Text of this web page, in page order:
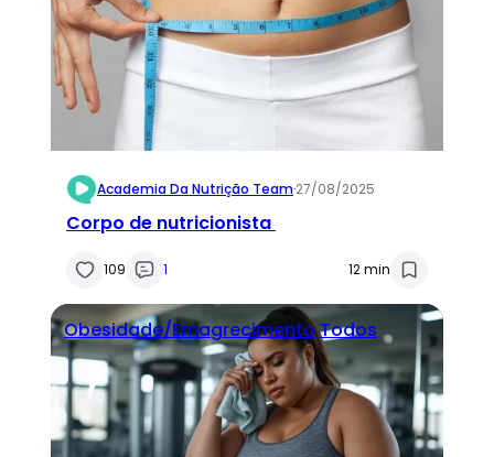
Academia Da Nutrição Team·27/08/2025
Corpo de nutricionista
109 1 12 min
Obesidade/EmagrecimentoTodos